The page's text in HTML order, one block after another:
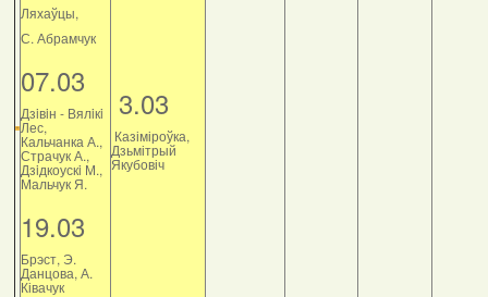
Ляхаўцы,
С. Абрамчук
07.03
Дзiвiн - Вялiкi
Лес,
Кальчанка А.,
Страчук А.,
Дзiдкоускi М.,
Мальчук Я.
19.03
Брэст, Э.
Данцова, А.
Ківачук
3.03
Казіміроўка,
Дзьмітрый
Якубовіч